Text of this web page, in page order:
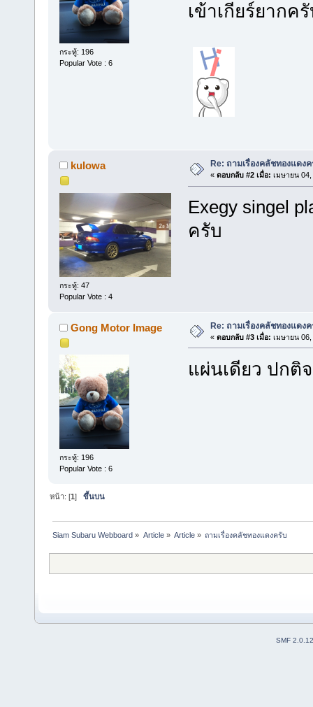
กระทู้: 196
Popular Vote : 6
เข้าเกียร์ยากค
kulowa
กระทู้: 47
Popular Vote : 4
Re: ถามเรื่องคลัชทองแดง
« ตอบกลับ #2 เมื่อ: เมษายน
Exegy singel
ครับ
Gong Motor Image
กระทู้: 196
Popular Vote : 6
Re: ถามเรื่องคลัชทองแดง
« ตอบกลับ #3 เมื่อ: เมษายน
แผ่นเดียว ปกติ
หน้า: [1]ขึ้นบน
Siam Subaru Webboard » Article» Article» ถามเรื่องคลัชทองแดงครับ
SMF 2.0.12